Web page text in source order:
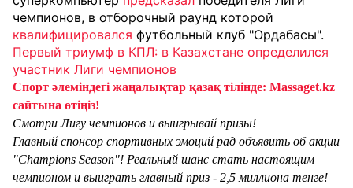
чемпионов, в отборочный раунд которой
квалифицировался футбольный клуб "Ордабасы".
Первый триумф в КПЛ: в Казахстане определился
участник Лиги чемпионов
Спорт әлеміндегі жаңалықтар қазақ тілінде: Massaget.kz
сайтына өтіңіз!
Смотри Лигу чемпионов и выигрывай призы!
Главный спонсор спортивных эмоций рад объявить об акции
"Champions Season"! Реальный шанс стать настоящим
чемпионом и выиграть главный приз - 2,5 миллиона тенге!